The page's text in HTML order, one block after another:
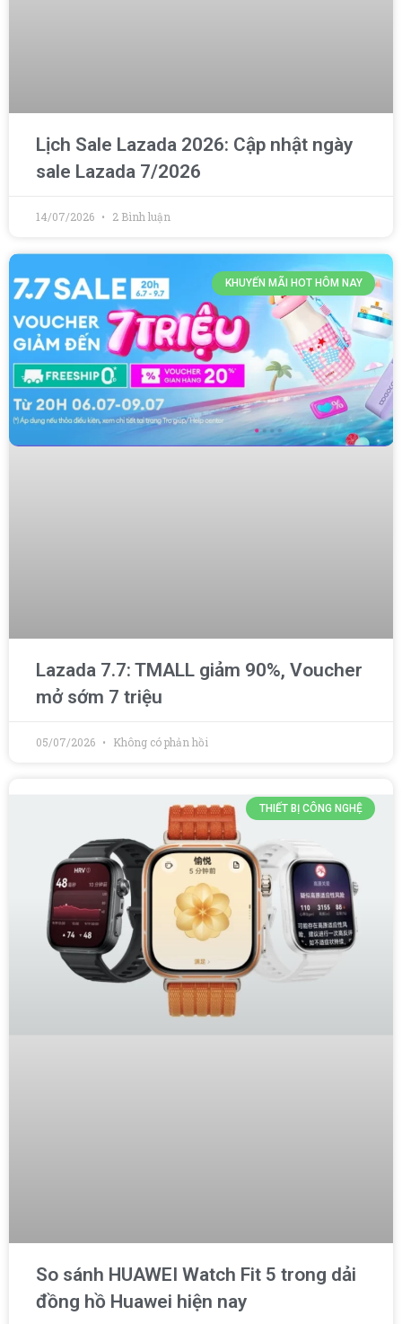
Lịch Sale Lazada 2026: Cập nhật ngày
sale Lazada 7/2026
14/07/2026 2 Bình luận
KHUYẾN MÃI HOT HÔM NAY
Lazada 7.7: TMALL giảm 90%, Voucher
mở sớm 7 triệu
05/07/2026 Không có phản hồi
THIẾT BỊ CÔNG NGHỆ
So sánh HUAWEI Watch Fit 5 trong dải
đồng hồ Huawei hiện nay